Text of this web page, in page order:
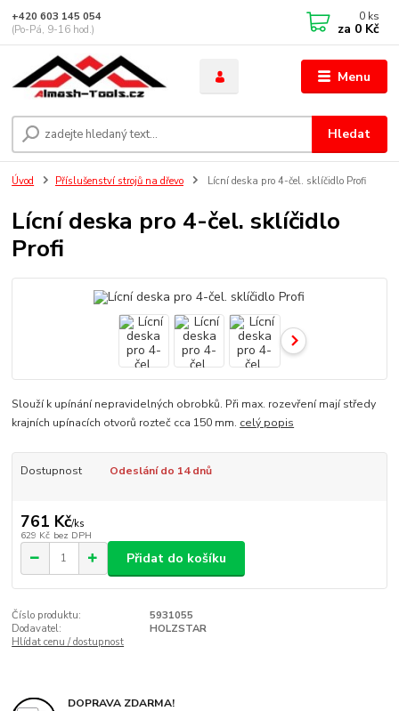
Menu
Hledat
+420 603 145 054
(Po-Pá, 9-16 hod.)
0 ks
za 0 Kč
Úvod Příslušenství strojů na dřevo Lícní deska pro 4-čel. sklíčidlo Profi
Lícní deska pro 4-čel. sklíčidlo
Profi
Slouží k upínání nepravidelných obrobků. Při max. rozevření mají středy
krajních upínacích otvorů rozteč cca 150 mm. celý popis
Dostupnost Odeslání do 14 dnů
761 Kč/ks
629 Kč bez DPH
Přidat do košíku
Číslo produktu:
5931055
Dodavatel:
HOLZSTAR
Hlídat cenu / dostupnost
DOPRAVA ZDARMA!